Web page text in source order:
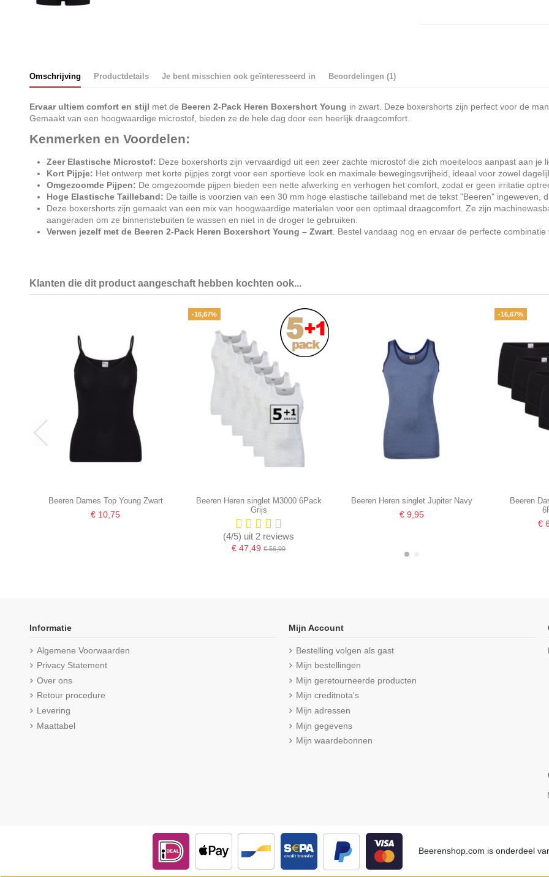
Omschrijving Productdetails Je bent misschien ook geïnteresseerd in Beoordelingen (1)
Ervaar ultiem comfort en stijl met de Beeren 2-Pack Heren Boxershort Young in zwart. Deze boxershorts zijn perfect voor de
Gemaakt van een hoogwaardige microstof, bieden ze de hele dag door een heerlijk draagcomfort.
Kenmerken en Voordelen:
Zeer Elastische Microstof: Deze boxershorts zijn vervaardigd uit een zeer zachte microstof die zich moeiteloos aanpast aan
Kort Pijpje: Het ontwerp met korte pijpjes zorgt voor een sportieve look en maximale bewegingsvrijheid, ideaal voor zowel
Omgezoomde Pijpen: De omgezoomde pijpen bieden een nette afwerking en verhogen het comfort, zodat er geen irritatie
Hoge Elastische Tailleband: De taille is voorzien van een 30 mm hoge elastische tailleband met de tekst "Beeren" ingeweven,
Deze boxershorts zijn gemaakt van een mix van hoogwaardige materialen voor een optimaal draagcomfort. Ze zijn
aangeraden om ze binnenstebuiten te wassen en niet in de droger te gebruiken.
Verwen jezelf met de Beeren 2-Pack Heren Boxershort Young – Zwart. Bestel vandaag nog en ervaar de perfecte
Klanten die dit product aangeschaft hebben kochten ook...
Beeren Dames Top Young Zwart
€ 10,75
-16,67%
Beeren Heren singlet M3000 6Pack
Grijs
(4/5) uit 2 reviews
€ 47,49€ 56,99
Beeren Heren singlet Jupiter Navy
€ 9,95
-16,67%
Beeren
€
Beeren
Informatie
Algemene Voorwaarden
Privacy Statement
Over ons
Retour procedure
Levering
Maattabel
Mijn Account
Bestelling volgen als gast
Mijn bestellingen
Mijn geretourneerde producten
Mijn creditnota's
Mijn adressen
Mijn gegevens
Mijn waardebonnen
Beerenshop.com is onderdeel